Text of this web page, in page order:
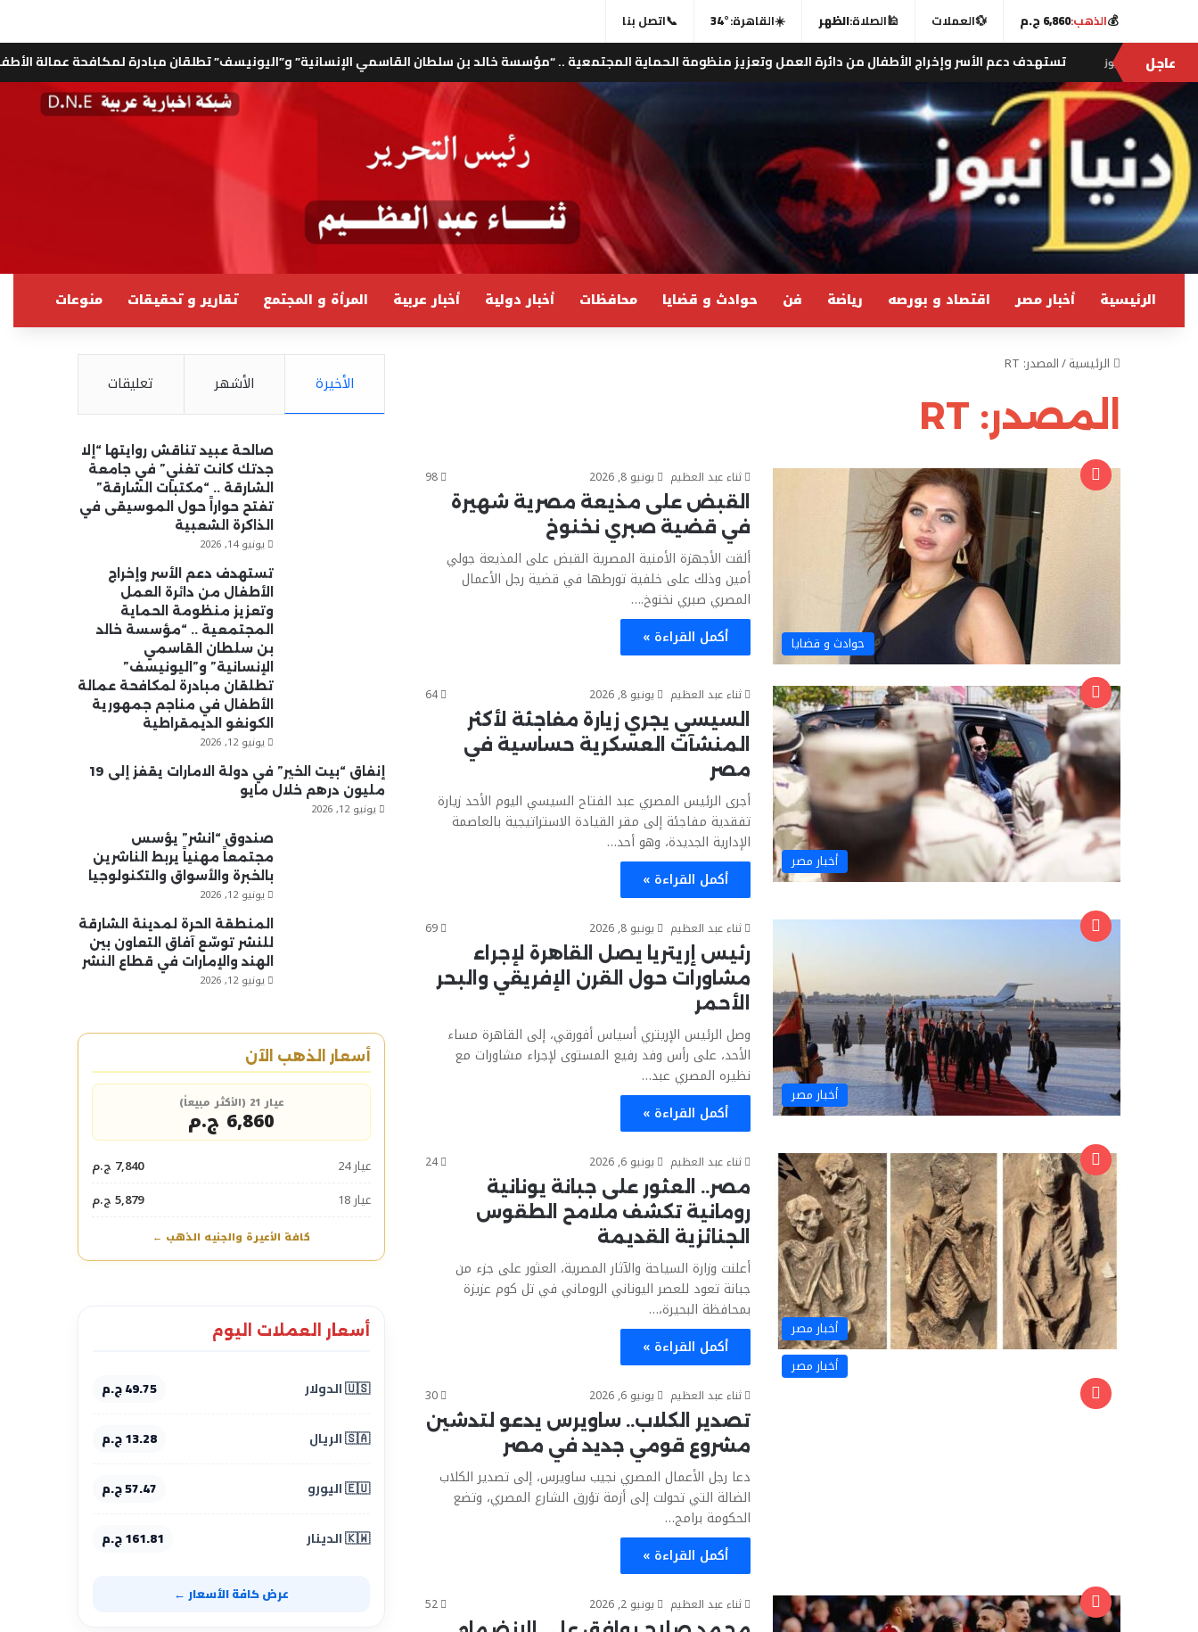
💰الذهب:6,860 ج.م 💱العملات 🕌الصلاة:الظهر ☀️القاهرة:34°
📞اتصل بنا
عاجل
دعم الأسر وإخراج الأطفال من دائرة العمل وتعزيز منظومة الحماية المجتمعية .. “مؤسسة خالد بن سلطان القاسمي الإنسانية” و”اليونيسف” تطلقان مبادرة لمكافحة عمالة الأطفال في مناجم جمهورية
الرئيسية أخبار مصر اقتصاد و بورصه رياضة فن حوادث و قضايا محافظات أخبار دولية أخبار عربية المرأة و المجتمع تقارير و تحقيقات منوعات
الرئيسية/المصدر: RT
المصدر: RT
حوادث و قضايا
ثناء عبد العظيم يونيو 8, 2026 98
القبض على مذيعة مصرية شهيرة
في قضية صبري نخنوخ
ألقت الأجهزة الأمنية المصرية القبض على المذيعة جولي
أمين وذلك على خلفية تورطها في قضية رجل الأعمال
المصري صبري نخنوخ.…
أكمل القراءة »
أخبار مصر
ثناء عبد العظيم يونيو 8, 2026 64
السيسي يجري زيارة مفاجئة لأكثر
المنشآت العسكرية حساسية في
مصر
أجرى الرئيس المصري عبد الفتاح السيسي اليوم الأحد زيارة
تفقدية مفاجئة إلى مقر القيادة الاستراتيجية بالعاصمة
الإدارية الجديدة، وهو أحد…
أكمل القراءة »
أخبار مصر
ثناء عبد العظيم يونيو 8, 2026 69
رئيس إريتريا يصل القاهرة لإجراء
مشاورات حول القرن الإفريقي والبحر
الأحمر
وصل الرئيس الإريتري أسياس أفورقي، إلى القاهرة مساء
الأحد، على رأس وفد رفيع المستوى لإجراء مشاورات مع
نظيره المصري عبد…
أكمل القراءة »
أخبار مصر
ثناء عبد العظيم يونيو 6, 2026 24
مصر.. العثور على جبانة يونانية
رومانية تكشف ملامح الطقوس
الجنائزية القديمة
أعلنت وزارة السياحة والآثار المصرية، العثور على جزء من
جبانة تعود للعصر اليوناني الروماني في تل كوم عزيزة
بمحافظة البحيرة،…
أكمل القراءة »
أخبار مصر
ثناء عبد العظيم يونيو 6, 2026 30
تصدير الكلاب.. ساويرس يدعو لتدشين
مشروع قومي جديد في مصر
دعا رجل الأعمال المصري نجيب ساويرس، إلى تصدير الكلاب
الضالة التي تحولت إلى أزمة تؤرق الشارع المصري، وتضع
الحكومة برامج…
أكمل القراءة »
ثناء عبد العظيم يونيو 2, 2026 52
الأخيرة الأشهر تعليقات
صالحة عبيد تناقش روايتها “إلا
جدتك كانت تغني” في جامعة
الشارقة .. “مكتبات الشارقة”
تفتح حواراً حول الموسيقى في
الذاكرة الشعبية
يونيو 14, 2026
تستهدف دعم الأسر وإخراج
الأطفال من دائرة العمل
وتعزيز منظومة الحماية
المجتمعية .. “مؤسسة خالد
بن سلطان القاسمي
الإنسانية” و”اليونيسف”
تطلقان مبادرة لمكافحة عمالة
الأطفال في مناجم جمهورية
الكونغو الديمقراطية
يونيو 12, 2026
إنفاق “بيت الخير” في دولة الامارات يقفز إلى 19
مليون درهم خلال مايو
يونيو 12, 2026
صندوق “انشر” يؤسس
مجتمعاً مهنياً يربط الناشرين
بالخبرة والأسواق والتكنولوجيا
يونيو 12, 2026
المنطقة الحرة لمدينة الشارقة
للنشر توسّع آفاق التعاون بين
الهند والإمارات في قطاع النشر
يونيو 12, 2026
أسعار الذهب الآن
عيار 21 (الأكثر مبيعاً)
6,860 ج.م
عيار 24
7,840 ج.م
عيار 18
5,879 ج.م
كافة الأعيرة والجنيه الذهب ←
أسعار العملات اليوم
🇺🇸 الدولار 49.75 ج.م
🇸🇦 الريال 13.28 ج.م
🇪🇺 اليورو 57.47 ج.م
🇰🇼 الدينار 161.81 ج.م
عرض كافة الأسعار ←